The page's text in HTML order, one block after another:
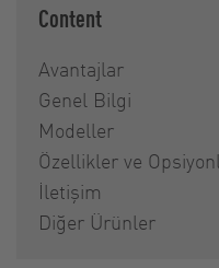
Content
Avantajlar
Genel Bilgi
Modeller
Özellikler ve
İletişim
Diğer Ürünler